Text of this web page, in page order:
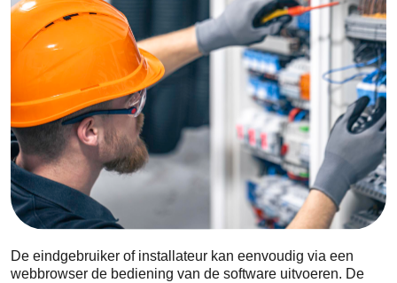
De eindgebruiker of installateur kan eenvoudig via een
webbrowser de bediening van de software uitvoeren. De